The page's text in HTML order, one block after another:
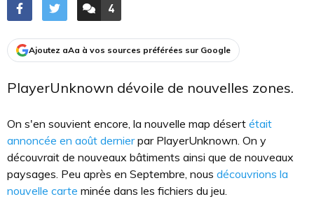
ACCÉDER AUX
4
COMMENTAIRES
Ajoutez aAa à vos sources préférées sur Google
PlayerUnknown dévoile de nouvelles zones.
On s'en souvient encore, la nouvelle map désert était
annoncée en août dernierpar PlayerUnknown. On y
découvrait de nouveaux bâtiments ainsi que de nouveaux
paysages. Peu après en Septembre, nous découvrions la
nouvelle carte minée dans les fichiers du jeu.